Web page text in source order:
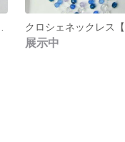
展示中